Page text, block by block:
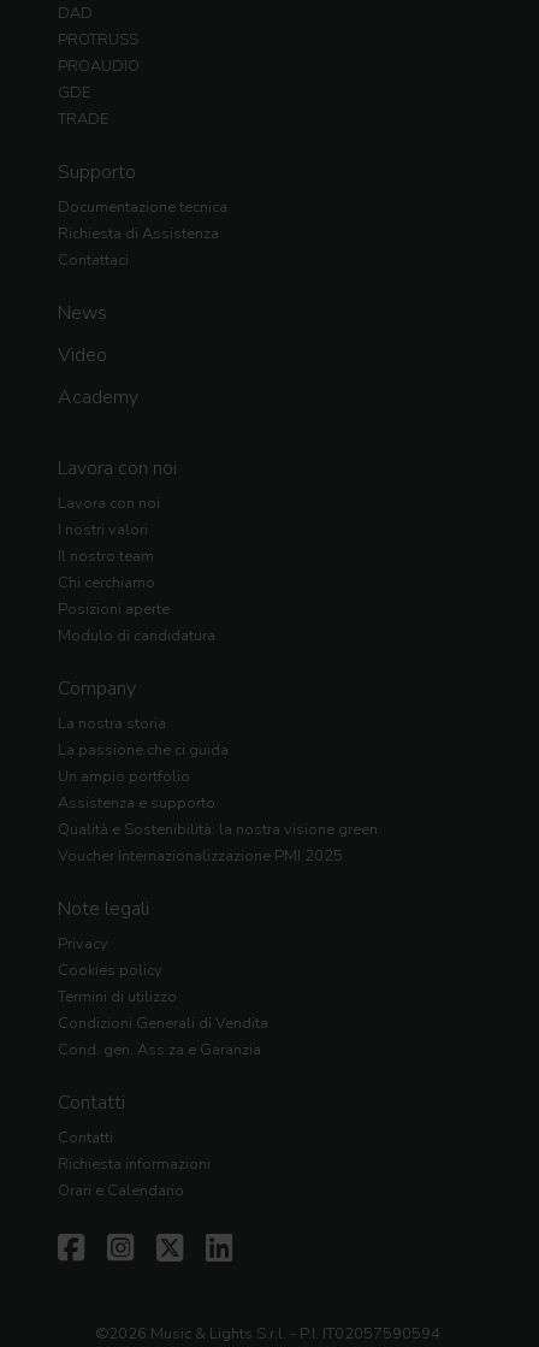
DAD
PROTRUSS
PROAUDIO
GDE
TRADE
Supporto
Documentazione tecnica
Richiesta di Assistenza
Contattaci
News
Video
Academy
Lavora con noi
Lavora con noi
I nostri valori
Il nostro team
Chi cerchiamo
Posizioni aperte
Modulo di candidatura
Company
La nostra storia
La passione che ci guida
Un ampio portfolio
Assistenza e supporto
Qualità e Sostenibilità: la nostra visione green
Voucher Internazionalizzazione PMI 2025
Note legali
Privacy
Cookies policy
Termini di utilizzo
Condizioni Generali di Vendita
Cond. gen. Ass.za e Garanzia
Contatti
Contatti
Richiesta informazioni
Orari e Calendario
©2026 Music & Lights S.r.l. - P.I. IT02057590594